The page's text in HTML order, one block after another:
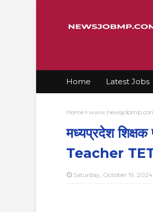
Home Latest Jobs
Home
मध्यप्रदेश
Teacher
Saturday, October 19, 2024